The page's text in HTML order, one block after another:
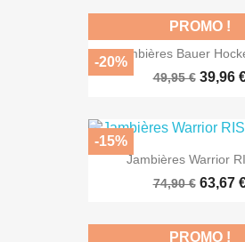
Jambières Bauer
49,95 € 39,96
PROMO !
-20%
Jambières Warrior
74,90 € 63,67
-15%
PROMO !